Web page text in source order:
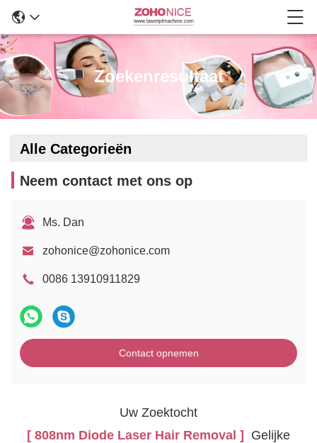
Zoekenresultaat
Alle Categorieën
Neem contact met ons op
Ms. Dan
zohonice@zohonice.com
0086 13910911829
Contact opnemen
Uw Zoektocht
[ 808nm Diode Laser Hair Removal ]
Gelijke